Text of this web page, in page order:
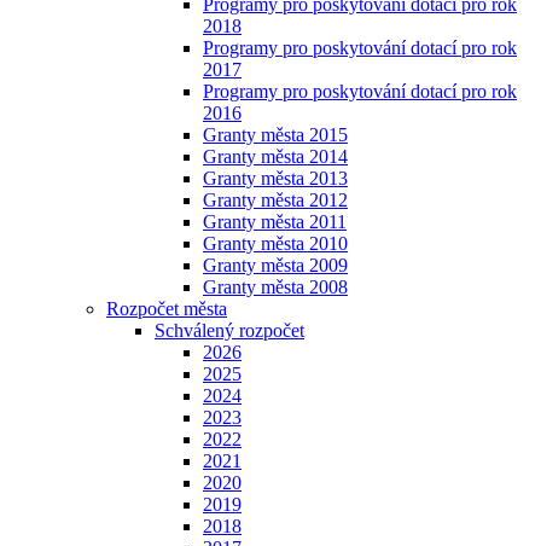
Programy pro poskytování dotací pro rok
2018
Programy pro poskytování dotací pro rok
2017
Programy pro poskytování dotací pro rok
2016
Granty města 2015
Granty města 2014
Granty města 2013
Granty města 2012
Granty města 2011
Granty města 2010
Granty města 2009
Granty města 2008
Rozpočet města
Schválený rozpočet
2026
2025
2024
2023
2022
2021
2020
2019
2018